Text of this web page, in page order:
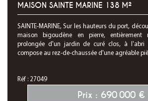
MAISON SAINTE MARINE 138 M²
SAINTE-MARINE, Sur les hauteurs du port,
maison bigoudène en pierre, entièrement
prolongée d'un jardin de curé clos, à l'abri
compose au rez-de-chaussée d'une agréable
Réf : 27049
Prix : 690 000 €